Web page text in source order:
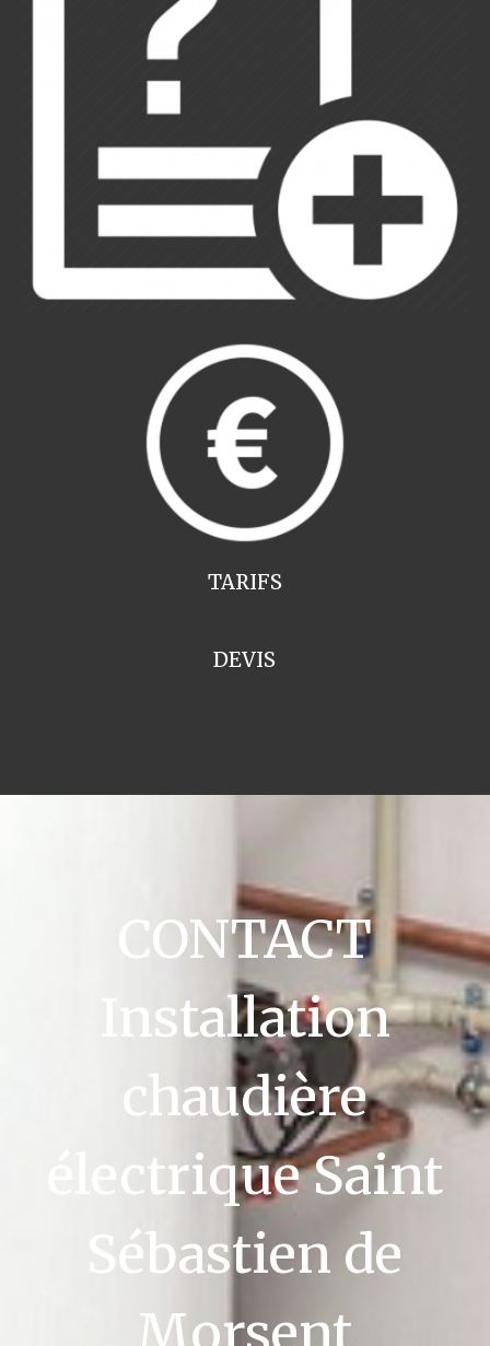
TARIFS
DEVIS
CONTACT
Installation
chaudière
électrique Saint
Sébastien de
Morsent